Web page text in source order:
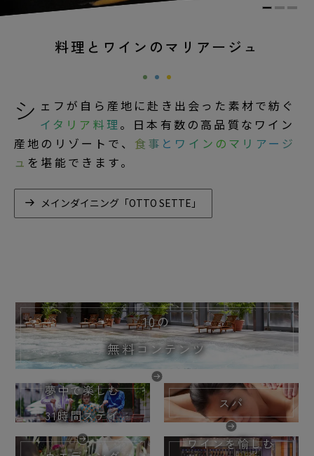
料理とワインのマリアージュ
シ ェフが自ら産地に赴き出会った素材で紡ぐ
イタリア料理 。日本有数の高品質なワイン
産地のリゾートで、 食事とワインのマリアージ
ュ を堪能できます。
メインダイニング「OTTO SETTE」
10の
無料コンテンツ
夢中で楽しむ
31時間ステイ
スパ
ワインを愉しむ